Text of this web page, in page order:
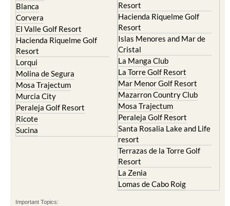
Blanca
Corvera
El Valle Golf Resort
Hacienda Riquelme Golf
Resort
Lorqui
Molina de Segura
Mosa Trajectum
Murcia City
Peraleja Golf Resort
Ricote
Sucina
Resort
Hacienda Riquelme Golf
Resort
Islas Menores and Mar de
Cristal
La Manga Club
La Torre Golf Resort
Mar Menor Golf Resort
Mazarron Country Club
Mosa Trajectum
Peraleja Golf Resort
Santa Rosalia Lake and Life
resort
Terrazas de la Torre Golf
Resort
La Zenia
Lomas de Cabo Roig
Important Topics: